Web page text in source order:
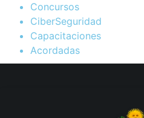
Concursos
CiberSeguridad
Capacitaciones
Acordadas